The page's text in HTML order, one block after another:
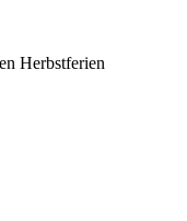
Herbstferien